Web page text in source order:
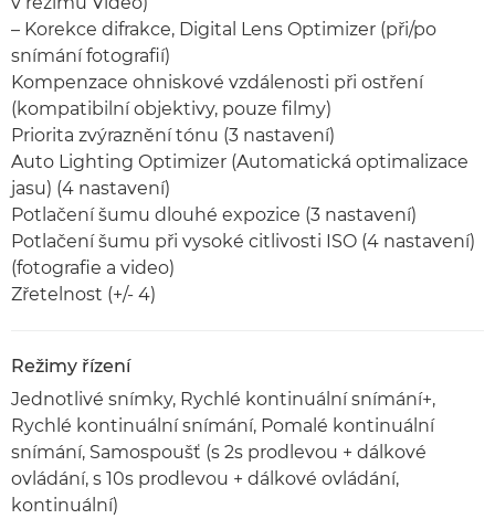
– Korekce difrakce, Digital Lens Optimizer (při/po
snímání fotografií)
Kompenzace ohniskové vzdálenosti při ostření
(kompatibilní objektivy, pouze filmy)
Priorita zvýraznění tónu (3 nastavení)
Auto Lighting Optimizer (Automatická optimalizace
jasu) (4 nastavení)
Potlačení šumu dlouhé expozice (3 nastavení)
Potlačení šumu při vysoké citlivosti ISO (4 nastavení)
(fotografie a video)
Zřetelnost (+/- 4)
Režimy řízení
Jednotlivé snímky, Rychlé kontinuální snímání+,
Rychlé kontinuální snímání, Pomalé kontinuální
snímání, Samospoušť (s 2s prodlevou + dálkové
ovládání, s 10s prodlevou + dálkové ovládání,
kontinuální)